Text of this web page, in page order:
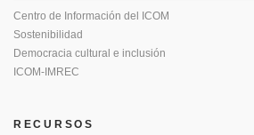
Centro de Información del ICOM
Sostenibilidad
Democracia cultural e inclusión
ICOM-IMREC
RECURSOS